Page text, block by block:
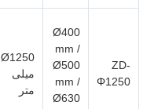
خط تولید اکستروزن
ZD-
Φ1250
Ø400
mm /
Ø500
mm /
Ø630
Ø1250
میلی
متر